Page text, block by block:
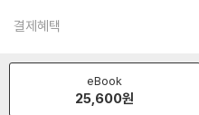
결제혜택
eBook
25,600원